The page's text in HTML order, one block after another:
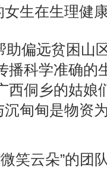
女生在生理健
助偏远贫困山
播科学准确的
西侗乡的姑娘
沉甸甸是物资
微笑云朵”的